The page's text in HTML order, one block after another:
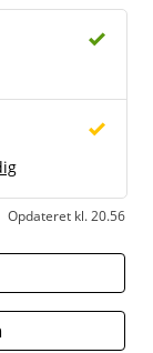
Opdateret kl. 20.56